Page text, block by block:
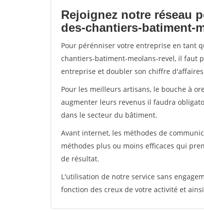
Rejoignez notre réseau
des-chantiers-batiment-
Pour pérénniser votre entreprise en tant
chantiers-batiment-meolans-revel, il faut
entreprise et doubler son chiffre
Pour les meilleurs artisans, le bouche à
augmenter leurs revenus il faudra
dans le secteur du bâtiment.
Avant internet, les méthodes de
méthodes plus ou moins efficaces qui
de résultat.
L'utilisation de notre service sans
fonction des creux de votre activité et